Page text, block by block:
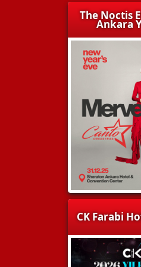
The Noctis
Ankara
CK Farabi